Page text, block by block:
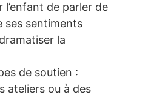
l’enfant de parler de
ses sentiments
la
de soutien :
ateliers ou à des